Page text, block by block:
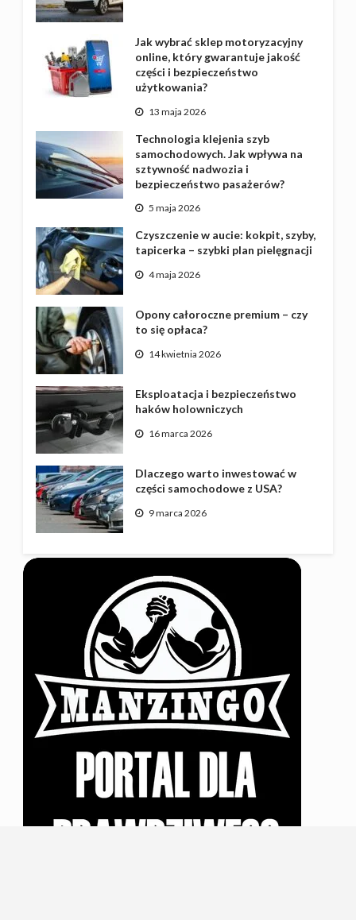
Jak wybrać sklep motoryzacyjny
online, który gwarantuje jakość
części i bezpieczeństwo
użytkowania?
13 maja 2026
Technologia klejenia szyb
samochodowych. Jak wpływa na
sztywność nadwozia i
bezpieczeństwo pasażerów?
5 maja 2026
Czyszczenie w aucie: kokpit, szyby,
tapicerka – szybki plan pielęgnacji
4 maja 2026
Opony całoroczne premium – czy
to się opłaca?
14 kwietnia 2026
Eksploatacja i bezpieczeństwo
haków holowniczych
16 marca 2026
Dlaczego warto inwestować w
części samochodowe z USA?
9 marca 2026